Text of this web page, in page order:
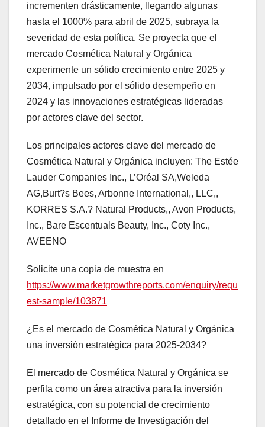
incrementen drásticamente, llegando algunas
hasta el 1000% para abril de 2025, subraya la
severidad de esta política. Se proyecta que el
mercado Cosmética Natural y Orgánica
experimente un sólido crecimiento entre 2025 y
2034, impulsado por el sólido desempeño en
2024 y las innovaciones estratégicas lideradas
por actores clave del sector.
Los principales actores clave del mercado de
Cosmética Natural y Orgánica incluyen: The Estée
Lauder Companies Inc., L’Oréal SA,Weleda
AG,Burt?s Bees, Arbonne International,, LLC,,
KORRES S.A.? Natural Products,, Avon Products,
Inc., Bare Escentuals Beauty, Inc., Coty Inc.,
AVEENO
Solicite una copia de muestra en
https://www.marketgrowthreports.com/enquiry/requ
est-sample/103871
¿Es el mercado de Cosmética Natural y Orgánica
una inversión estratégica para 2025-2034?
El mercado de Cosmética Natural y Orgánica se
perfila como un área atractiva para la inversión
estratégica, con su potencial de crecimiento
detallado en el Informe de Investigación del